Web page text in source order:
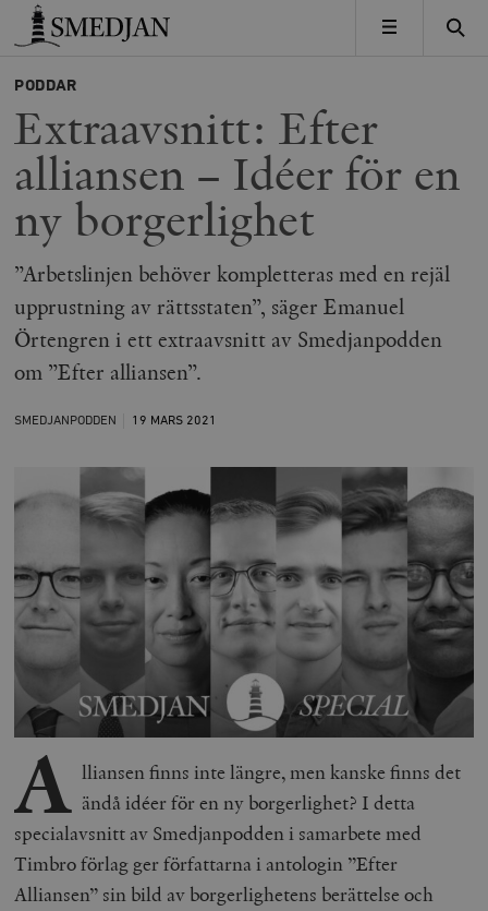
Timbro
MENY
PODDAR
Extraavsnitt: Efter
alliansen – Idéer för en
ny borgerlighet
”Arbetslinjen behöver kompletteras med en rejäl
upprustning av rättsstaten”, säger Emanuel
Örtengren i ett extraavsnitt av Smedjanpodden
om ”Efter alliansen”.
SMEDJANPODDEN 19 MARS 2021
A lliansen finns inte längre, men kanske finns det
ändå idéer för en ny borgerlighet? I detta
specialavsnitt av Smedjanpodden i samarbete med
Timbro förlag ger författarna i antologin ”Efter
Alliansen” sin bild av borgerlighetens berättelse och